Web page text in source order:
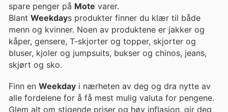
spare penger på Mote varer.
Blant Weekdays produkter finner du klær til både
menn og kvinner. Noen av produktene er jakker og
kåper, gensere, T-skjorter og topper, skjorter og
bluser, kjoler og jumpsuits, bukser og chinos, jeans,
skjørt og sko.
Finn en Weekday i nærheten av deg og dra nytte av
alle fordelene for å få mest mulig valuta for pengene.
Glem alt om stigende priser og høy inflasjon. gir deg